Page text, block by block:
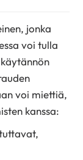
jonka
voi tulla
voi miettiä,
kanssa: